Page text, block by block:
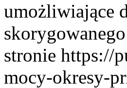
umożliwiające
stronie https://
mocy-okresy-